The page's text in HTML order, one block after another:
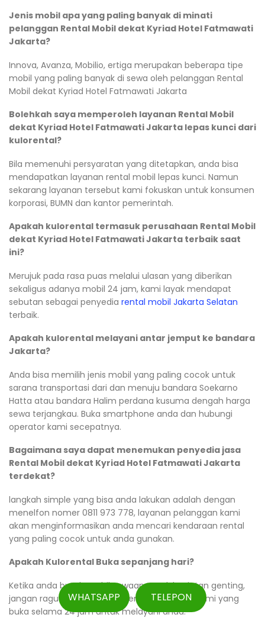
Jenis mobil apa yang paling banyak di minati
pelanggan Rental Mobil dekat Kyriad Hotel Fatmawati
Jakarta?
Innova, Avanza, Mobilio, ertiga merupakan beberapa tipe
mobil yang paling banyak di sewa oleh pelanggan Rental
Mobil dekat Kyriad Hotel Fatmawati Jakarta
Bolehkah saya memperoleh layanan Rental Mobil
dekat Kyriad Hotel Fatmawati Jakarta lepas kunci dari
kulorental?
Bila memenuhi persyaratan yang ditetapkan, anda bisa
mendapatkan layanan rental mobil lepas kunci. Namun
sekarang layanan tersebut kami fokuskan untuk konsumen
korporasi, BUMN dan kantor pemerintah.
Apakah kulorental termasuk perusahaan Rental Mobil
dekat Kyriad Hotel Fatmawati Jakarta terbaik saat
ini?
Merujuk pada rasa puas melalui ulasan yang diberikan
sekaligus adanya mobil 24 jam, kami layak mendapat
sebutan sebagai penyedia rental mobil Jakarta Selatan
terbaik.
Apakah kulorental melayani antar jemput ke bandara
Jakarta?
Anda bisa memilih jenis mobil yang paling cocok untuk
sarana transportasi dari dan menuju bandara Soekarno
Hatta atau bandara Halim perdana kusuma dengah harga
sewa terjangkau. Buka smartphone anda dan hubungi
operator kami secepatnya.
Bagaimana saya dapat menemukan penyedia jasa
Rental Mobil dekat Kyriad Hotel Fatmawati Jakarta
terdekat?
langkah simple yang bisa anda lakukan adalah dengan
menelfon nomer 0811 973 778, layanan pelanggan kami
akan menginformasikan anda mencari kendaraan rental
yang paling cocok untuk anda gunakan.
Apakah Kulorental Buka sepanjang hari?
Ketika anda butuh mobil sewaan untuk kegiatan genting,
jangan ragu berkomunikasi dengan operator kami yang
buka selama 24 jam untuk melayani anda.
WHATSAPP TELEPON